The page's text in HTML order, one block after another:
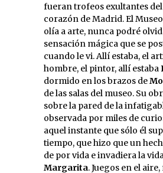
fueran trofeos exultantes
corazón de Madrid. El
olía a arte, nunca podré
sensación mágica que se
cuando le vi. Allí estaba, el
hombre, el pintor, allí estaba
dormido en los brazos de
de las salas del museo. Su
sobre la pared de la
observada por miles de
aquel instante que sólo él
tiempo, que hizo que un
de por vida e invadiera la
Margarita. Juegos en el